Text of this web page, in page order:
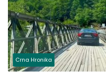
Crna Hronika